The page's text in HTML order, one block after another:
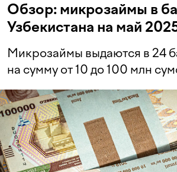
Обзор: микрозаймы в
Узбекистана на май
Микрозаймы выдаются в 24
на сумму от 10 до 100 млн